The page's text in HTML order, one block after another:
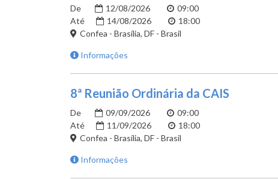
De 12/08/2026
09:00
Até
14/08/2026
18:00
Confea - Brasília, DF - Brasil
Informações
8ª Reunião Ordinária da CAIS
De 09/09/2026
09:00
Até
11/09/2026
18:00
Confea - Brasília, DF - Brasil
Informações